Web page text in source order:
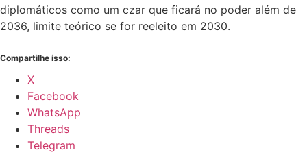
diplomáticos como um czar que ficará no poder além de
2036, limite teórico se for reeleito em 2030.
Compartilhe isso:
X
Facebook
WhatsApp
Threads
Telegram